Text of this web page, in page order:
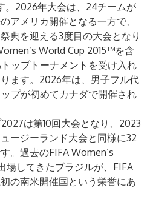
。2026年大会は、24チームが
アメリカ開催となる一方で、
典を迎える3度目の大会となり
World Cup 2015™を含
ップトーナメントを受け入れ
ます。2026年は、男子フル代
プが初めてカナダで開催され
は第10回大会となり、2023
ージーランド大会と同様に32
。過去のFIFA Women’s
してきたブラジルが、FIFA
の南米開催国という栄誉にあ